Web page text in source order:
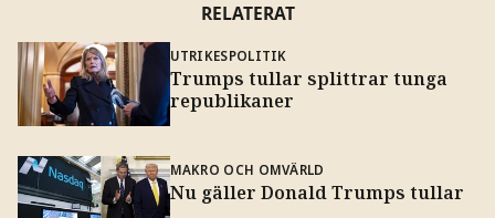
RELATERAT
UTRIKESPOLITIK
Trumps tullar splittrar tunga
republikaner
MAKRO OCH OMVÄRLD
Nu gäller Donald Trumps tullar